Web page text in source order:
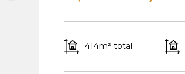
414m² total